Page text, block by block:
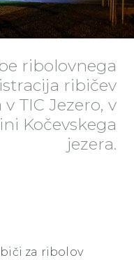
ribolovnega
ribičev
TIC Jezero, v
Kočevskega
jezera.
za ribolov